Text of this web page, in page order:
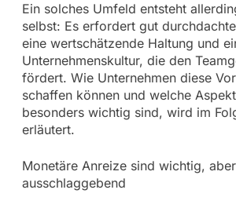
Ein solches Umfeld entsteht
selbst: Es erfordert gut
eine wertschätzende Haltung und
Unternehmenskultur, die den
fördert. Wie Unternehmen diese
schaffen können und welche
besonders wichtig sind, wird im
erläutert.
Monetäre Anreize sind wichtig,
ausschlaggebend